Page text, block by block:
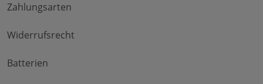
Zahlungsarten
Widerrufsrecht
Batterien